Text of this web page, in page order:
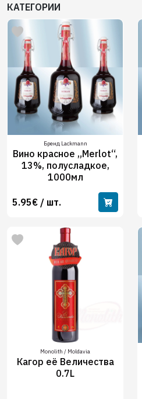
КАТЕГОРИИ
Бренд Lackmann
Вино красное „Merlot“,
13%, полусладкое,
1000мл
5.95€ / шт.
Monolith / Moldavia
Кагор её Величества
0.7L